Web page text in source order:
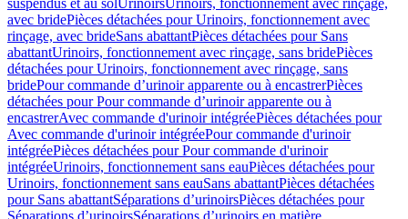
suspendus et au solUrinoirsUrinoirs, fonctionnement avec rinçage,
avec bridePièces détachées pour Urinoirs, fonctionnement avec
rinçage, avec brideSans abattantPièces détachées pour Sans
abattantUrinoirs, fonctionnement avec rinçage, sans bridePièces
détachées pour Urinoirs, fonctionnement avec rinçage, sans
bridePour commande d’urinoir apparente ou à encastrerPièces
détachées pour Pour commande d’urinoir apparente ou à
encastrerAvec commande d'urinoir intégréePièces détachées pour
Avec commande d'urinoir intégréePour commande d'urinoir
intégréePièces détachées pour Pour commande d'urinoir
intégréeUrinoirs, fonctionnement sans eauPièces détachées pour
Urinoirs, fonctionnement sans eauSans abattantPièces détachées
pour Sans abattantSéparations d’urinoirsPièces détachées pour
Séparations d’urinoirsSéparations d’urinoirs en matière